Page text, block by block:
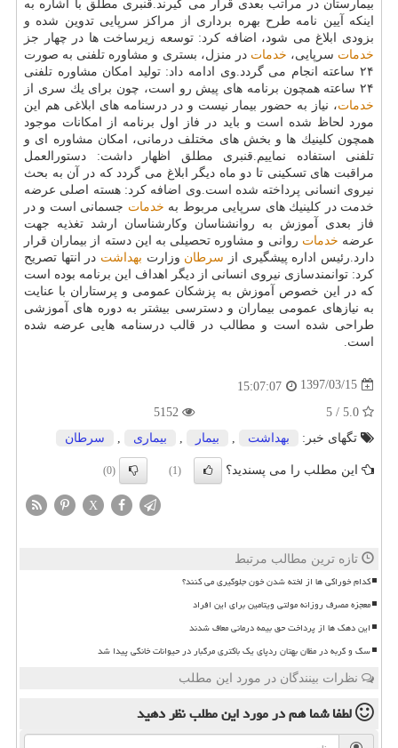
بیمارستان در مراتب بعدی قرار می گیرند.قنبری مطلق با اشاره به
اینكه آیین نامه طرح بهره برداری از مراكز سرپایی تدوین شده و
بزودی ابلاغ می شود، اضافه كرد: توسعه زیرساخت ها در چهار جز
خدمات سرپایی، خدمات در منزل، بستری و مشاوره تلفنی به صورت
۲۴ ساعته انجام می گردد.وی ادامه داد: تولید امكان مشاوره تلفنی
۲۴ ساعته همچون برنامه های پیش رو است، چون برای یك سری از
خدمات، نیاز به حضور بیمار نیست و در درسنامه های ابلاغی هم این
مورد لحاظ شده است و باید در فاز اول برنامه از امكانات موجود
همچون كلینیك ها و بخش های مختلف درمانی، امكان مشاوره ای و
تلفنی استفاده نماییم.قنبری مطلق اظهار داشت: دستورالعمل
مراقبت های تسكینی تا دو ماه دیگر ابلاغ می گردد كه در آن به بحث
نیروی انسانی پرداخته شده است.وی اضافه كرد: هسته اصلی عرضه
خدمت در كلینیك های سرپایی مربوط به خدمات جسمانی است و در
فاز بعدی آموزش به روانشناسان وكارشناسان ارشد تغذیه جهت
عرضه خدمات روانی و مشاوره تحصیلی به این دسته از بیماران قرار
دارد.رئیس اداره پیشگیری از سرطان وزارت بهداشت در انتها تصریح
كرد: توانمندسازی نیروی انسانی از دیگر اهداف این برنامه بوده است
كه در این خصوص آموزش به پزشكان عمومی و پرستاران با عنایت
به نیازهای عمومی بیماران و دسترسی بیشتر به دوره های آموزشی
طراحی شده است و مطالب در قالب درسنامه هایی عرضه شده
است.
1397/03/15
15:07:07
تگهای خبر:
بهداشت بیمار بیماری سرطان
این مطلب را می پسندید؟ (1)
(0)
X
تازه ترین مطالب مرتبط
کدام خوراکی ها از لخته شدن خون جلوگیری می کنند؟
معجزه مصرف روزانه مولتی ویتامین برای این افراد
این دهک ها از پرداخت حق بیمه درمانی معاف شدند
سگ و گربه در مظان بهتان ردپای یک باکتری مرگبار در حیوانات خانگی پیدا شد
نظرات بینندگان در مورد این مطلب
لطفا شما همدر مورد این مطلبنظر دهید